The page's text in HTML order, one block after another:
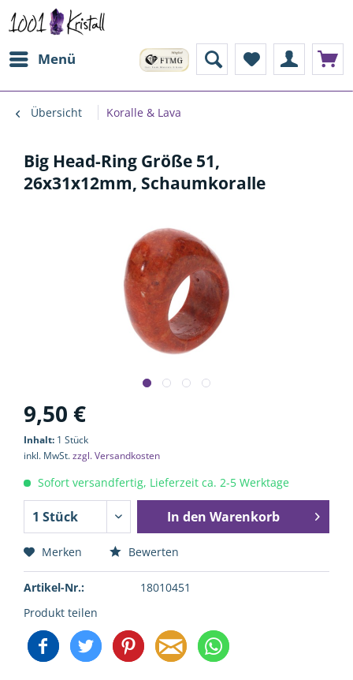
Menü
Übersicht Koralle & Lava
Big Head-Ring Größe 51,
26x31x12mm, Schaumkoralle
9,50 €
Inhalt: 1 Stück
inkl. MwSt.zzgl. Versandkosten
Sofort versandfertig, Lieferzeit ca. 2-5 Werktage
In den Warenkorb
Merken Bewerten
Artikel-Nr.:
18010451
Produkt teilen